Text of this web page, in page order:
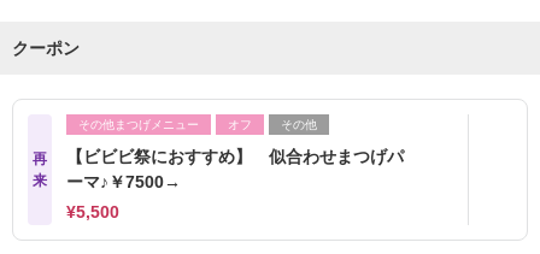
クーポン
再
来
その他まつげメニュー オフ その他
【ビビビ祭におすすめ】 似合わせまつげパ
ーマ♪￥7500→
¥5,500